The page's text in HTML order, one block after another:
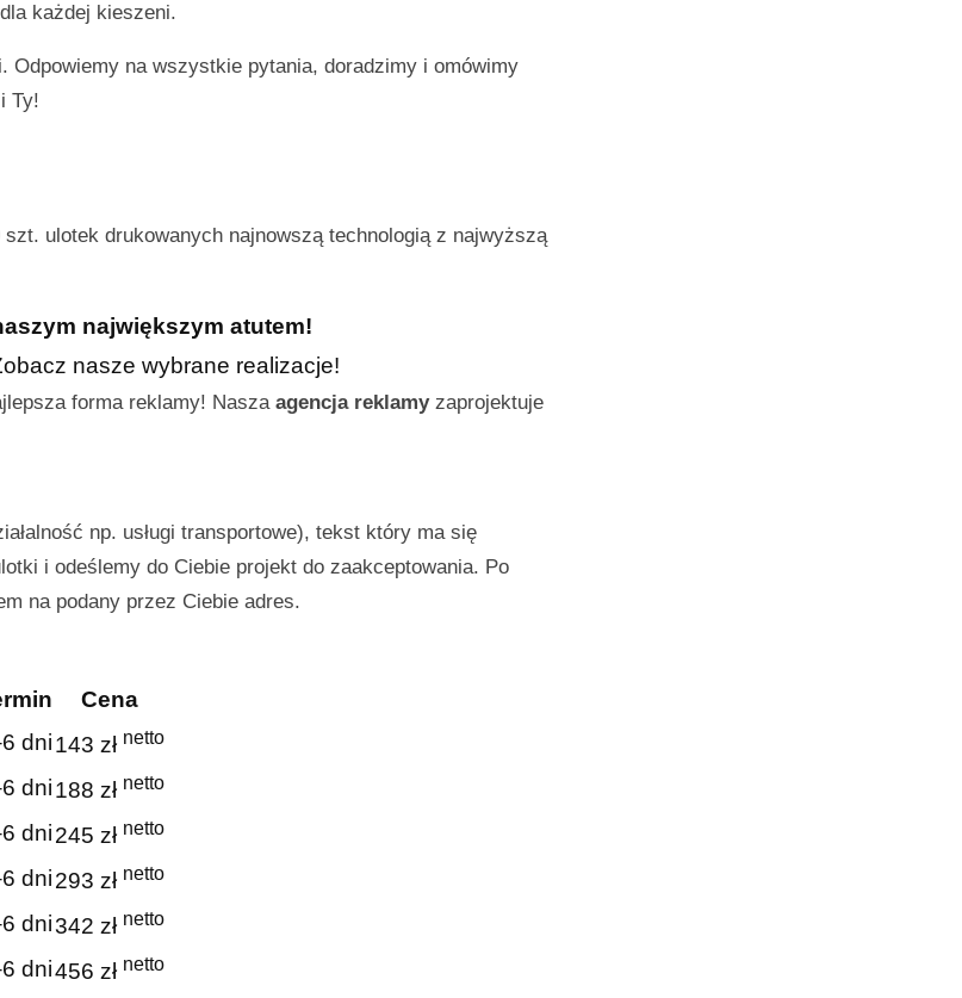
każdej kieszeni.
na wszystkie pytania, doradzimy i omówimy
Ty!
ulotek drukowanych najnowszą technologią z najwyższą
największym atutem!
nasze wybrane realizacje!
forma reklamy! Nasza agencja reklamyzaprojektuje
np. usługi transportowe), tekst który ma się
i odeślemy do Ciebie projekt do zaakceptowania. Po
na podany przez Ciebie adres.
Cena
dni143 zł netto
dni188 zł netto
dni245 zł netto
dni293 zł netto
dni342 zł netto
dni456 zł netto